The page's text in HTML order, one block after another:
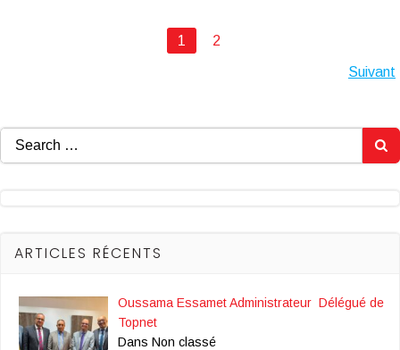
Page
1 Page
2
navigation
Suivant
Search
for:
ARTICLES RÉCENTS
Oussama Essamet Administrateur Délégué de
Topnet
Dans Non classé